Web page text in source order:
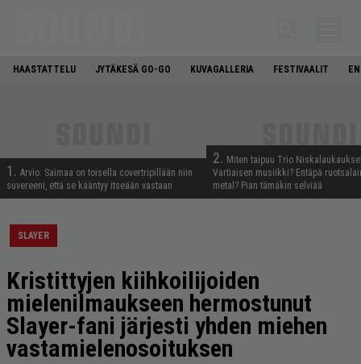
HAASTATTELU JYTÄKESÄ GO-GO KUVAGALLERIA FESTIVAALIT
1. Arvio: Saimaa on toisella covertripillään niin
suvereeni, että se kääntyy itseään vastaan
2. Miten taipuu Trio
Vartiaisen musiikki? Entäpä
metal? Pian tämäkin selviää
SLAYER
Kristittyjen kiihkoilijoiden
mielenilmaukseen hermostunut
Slayer-fani järjesti yhden miehen
vastamielenosoituksen